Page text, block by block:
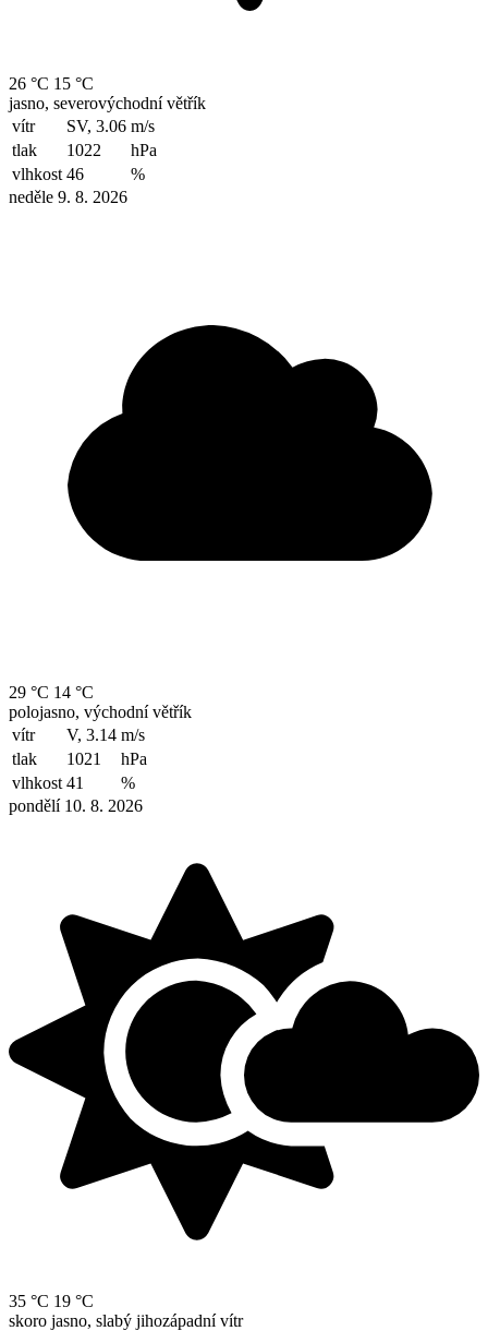
26 °C 15 °C
jasno, severovýchodní větřík
vítr
SV, 3.06 m/s
tlak
1022
hPa
vlhkost 46
%
neděle 9. 8. 2026
29 °C 14 °C
polojasno, východní větřík
vítr
V, 3.14 m/s
tlak
1021
hPa
vlhkost 41
%
pondělí 10. 8. 2026
35 °C 19 °C
skoro jasno, slabý jihozápadní vítr